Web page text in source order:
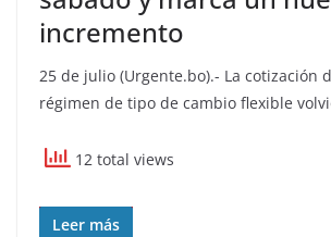
incremento
25 de julio (Urgente.bo).- La cotización
régimen de tipo de cambio flexible
12 total views
Leer más